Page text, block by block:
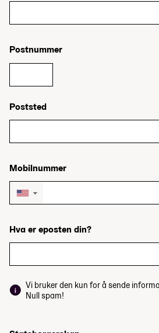
Postnummer
Poststed
Mobilnummer
▼
Hva er eposten din?
Vi bruker den kun for å sende
Null spam!